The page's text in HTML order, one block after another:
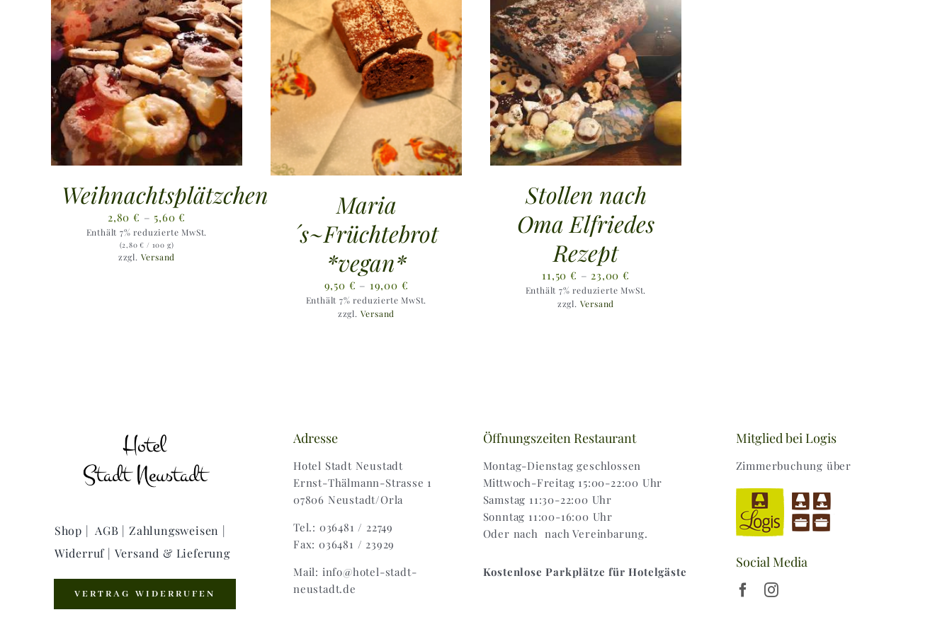
Weihnachtsplätzchen
2,80 € – 5,60€
2,80 €
Enthält 7% reduzierte MwSt.
(2,80€ / 100 g)
zzgl. Versand
Maria
´s~Früchtebrot
*vegan*
9,50 € – 19,00 €
9,50 €
Enthält 7% reduzierte MwSt.
zzgl. Versand
Stollen nach
Oma Elfriedes
Rezept
11,50 € – 23,00€
11,50 €
Enthält 7% reduzierte MwSt.
zzgl. Versand
Shop | AGB | Zahlungsweisen |
Widerruf | Versand & Lieferung
VERTRAG WIDERRUFEN
Adresse
Hotel Stadt Neustadt
Ernst-Thälmann-Strasse 1
07806 Neustadt/Orla
Tel.: 036481 / 22749
Fax: 036481 / 23929
Mail: info@hotel-stadt-
neustadt.de
Öffnungszeiten Restaurant
Montag-Dienstag geschlossen
Mittwoch-Freitag 15:00-22:00 Uhr
Samstag 11:30-22:00 Uhr
Sonntag 11:00-16:00 Uhr
Oder nach nach Vereinbarung.
Kostenlose Parkplätze für Hotelgäste
Mitglied bei Logis
Zimmerbuchung über
Social Media